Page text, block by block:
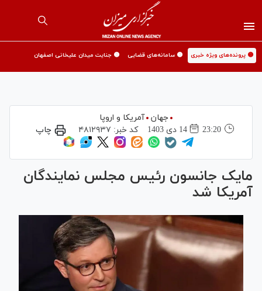
🟡 پرونده‌های ویژه خبری 🟡 سامانه‌های قضایی 🟡 جنایت میدان علیخانی اصفهان
جهان
آمریکا و اروپا
23:20
14 دی 1403 کد خبر: ۴۸۱۲۹۳۷ چاپ
مایک جانسون رئیس مجلس نمایندگان
آمریکا شد